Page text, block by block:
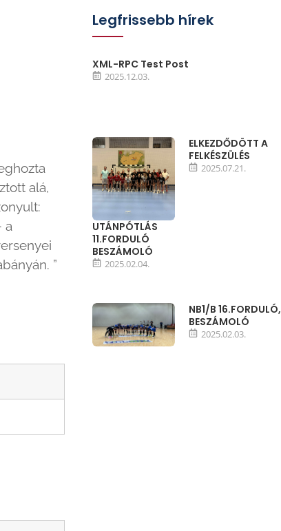
alá,
a
”
Legfrissebb hírek
XML-RPC Test Post
2025.12.03.
ELKEZDŐDÖTT A
FELKÉSZÜLÉS
2025.07.21.
UTÁNPÓTLÁS
11.FORDULÓ
BESZÁMOLÓ
2025.02.04.
NB1/B 16.FORDULÓ,
BESZÁMOLÓ
2025.02.03.